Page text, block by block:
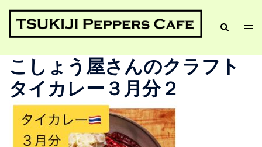
こしょう屋さんのクラフト
タイカレー３月分２